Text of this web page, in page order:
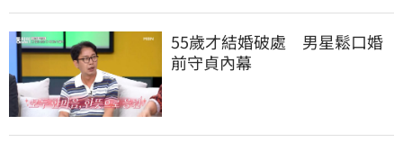
55歲才結婚破處　男星鬆口婚
前守貞內幕